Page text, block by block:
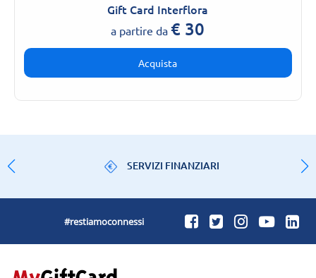
Gift Card Interflora
a partire da € 30
Acquista
SERVIZI FINANZIARI
#restiamoconnessi